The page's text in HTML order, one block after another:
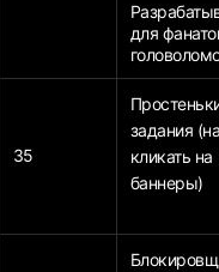
для
35
задания
кликать на
баннеры)